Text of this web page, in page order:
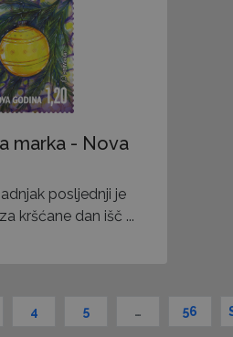
marka - Nova
posljednji je
kršćane dan išč ...
4 5 … 56